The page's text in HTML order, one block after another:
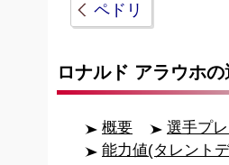
ペドリ
ロナルド アラウホ
概要 選手プ
能力値(タレント